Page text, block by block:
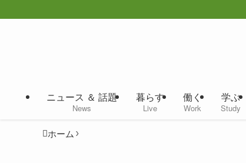
ニュース ＆ 話題
News
暮らす
Live
働く
Work
学ぶ
Study
ホーム